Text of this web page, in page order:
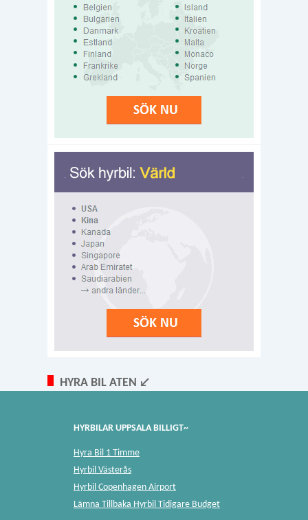
HYRA BIL ATEN ↙
HYRBILAR UPPSALA BILLIGT~
Hyra Bil 1 Timme
Hyrbil Västerås
Hyrbil Copenhagen Airport
Lämna Tillbaka Hyrbil Tidigare Budget